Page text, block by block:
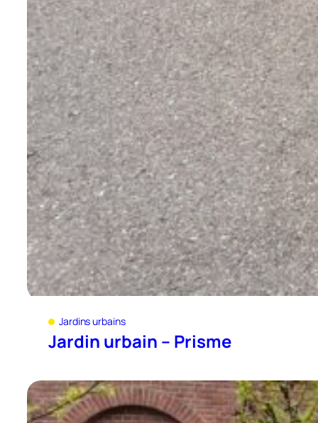
Jardins urbains
Jardin urbain – Prisme